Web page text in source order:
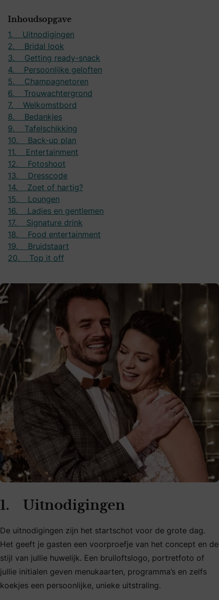
Inhoudsopgave
1. Uitnodigingen
2. Bridal look
3. Getting ready-snack
4. Persoonlijke geloften
5. Champagnetoren
6. Trouwachtergrond
7. Welkomstbord
8. Bedankjes
9. Tafelschikking
10. Back-up plan
11. Entertainment
12. Fotoshoot
13. Dresscode
14. Zoet of hartig?
15. Loungen
16. Ladies en gentlemen
17. Signature drink
18. Food entertainment
19. Bruidstaart
20. Top it off
1. Uitnodigingen
De uitnodigingen zijn het startschot voor de grote dag.
Het geeft je gasten een voorproefje van het concept en de
stijl van jullie huwelijk. Een bruiloftslogo, portretfoto of
jullie initialen geven menukaarten, programma’s en zelfs
koekjes een persoonlijke, unieke uitstraling.